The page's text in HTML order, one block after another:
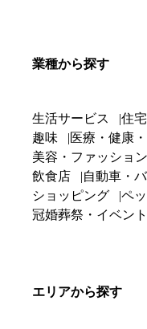
業種から探す
生活サービス 住宅
趣味
医療・健康
美容・ファッション
飲食店
自動車・
ショッピング
ペ
冠婚葬祭・イベント
エリアから探す